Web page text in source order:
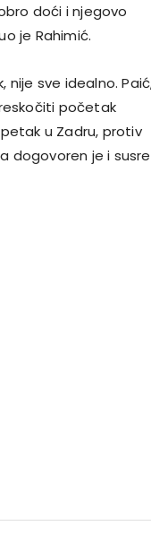
doći i njegovo
je Rahimić.
nije sve idealno.
početak
u Zadru, protiv
dogovoren je i